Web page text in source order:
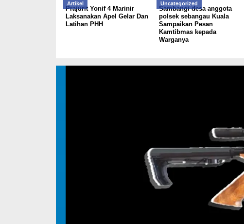
Artikel
Prajurit Yonif 4 Marinir
Laksanakan Apel Gelar Dan
Latihan PHH
Uncategorized
Sambangi desa anggota
polsek sebangau Kuala
Sampaikan Pesan
Kamtibmas kepada
Warganya